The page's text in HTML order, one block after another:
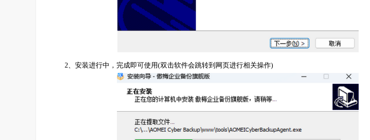
2、安装进行中，完成即可使用(双击软件会跳转到网页进行相关操作)